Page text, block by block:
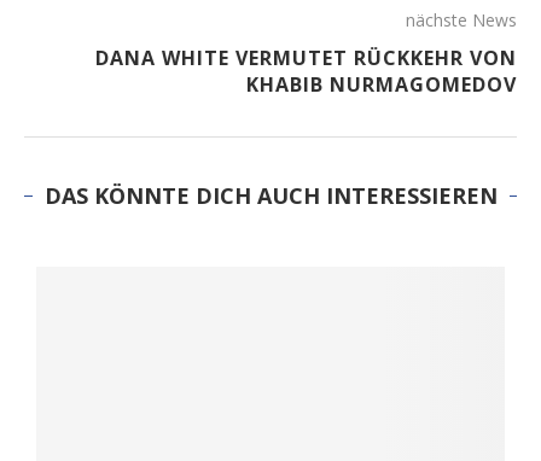
nächste News
DANA WHITE VERMUTET RÜCKKEHR VON
KHABIB NURMAGOMEDOV
DAS KÖNNTE DICH AUCH INTERESSIEREN